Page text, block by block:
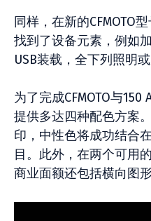
同样，在新的CFMOTO
找到了设备元素，例如
USB装载，全下列照明
为了完成CFMOTO与
提供多达四种配色方案
印，中性色将成功结合
目。此外，在两个可用
商业面额还包括横向图形